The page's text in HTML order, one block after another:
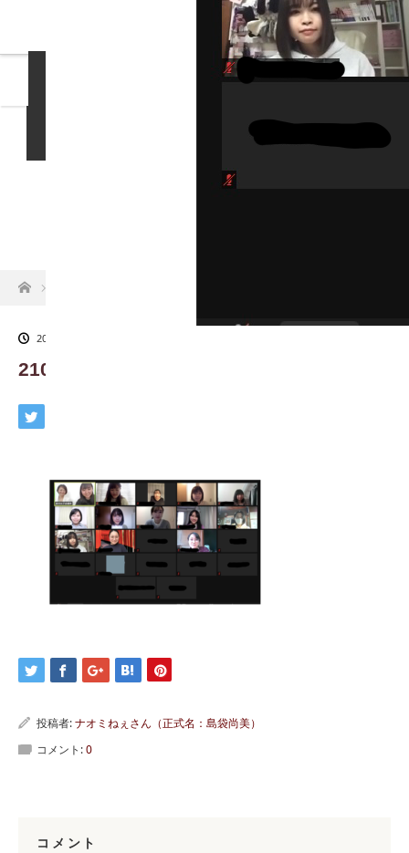
女性社長インタビュー
就活掲示板
ホーム
2021.03.5
210228_zoomスクショ
投稿者:ナオミねぇさん（正式名：島袋尚美）
コメント:0
コメント